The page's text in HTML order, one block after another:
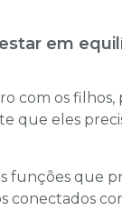
em
com os
que eles
funções que
conectados